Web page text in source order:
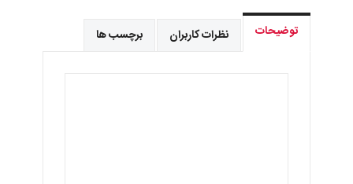
توضیحات نظرات کاربران برچسب ها